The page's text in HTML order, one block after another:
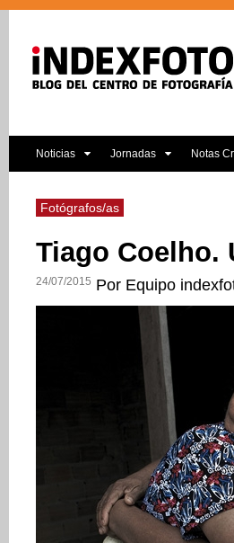
Noticias Jornadas Notas
Fotógrafos/as
Tiago Coelho.
24/07/2015 Por Equipo